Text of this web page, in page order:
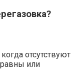
отсутствуют
или